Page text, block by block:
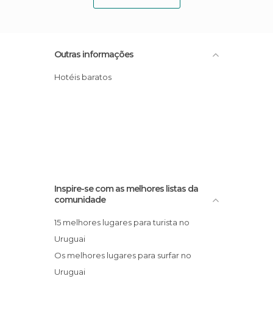
Outras informações
Hotéis baratos
Inspire-se com as melhores listas da
comunidade
15 melhores lugares para turista no
Uruguai
Os melhores lugares para surfar no
Uruguai